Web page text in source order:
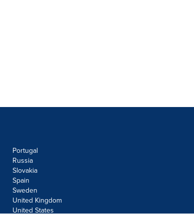
Portugal
Russia
Slovakia
Spain
Sweden
United Kingdom
United States